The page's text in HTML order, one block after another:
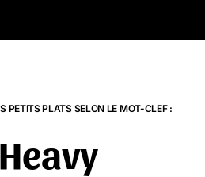
PETITS PLATS SELON LE MOT-CLEF :